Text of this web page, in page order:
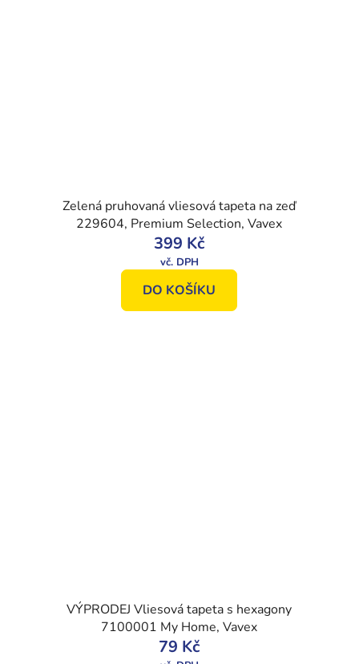
Zelená pruhovaná vliesová tapeta na zeď
229604, Premium Selection, Vavex
399 Kč
DO KOŠÍKU
VÝPRODEJ Vliesová tapeta s hexagony
7100001 My Home, Vavex
79 Kč